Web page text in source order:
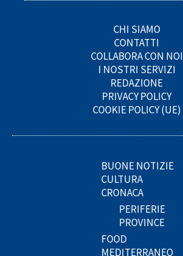
CHI SIAMO
CONTATTI
COLLABORA CON NOI
I NOSTRI SERVIZI
REDAZIONE
PRIVACY POLICY
COOKIE POLICY (UE)
BUONE NOTIZIE
CULTURA
CRONACA
PERIFERIE
PROVINCE
FOOD
MEDITERRANEO